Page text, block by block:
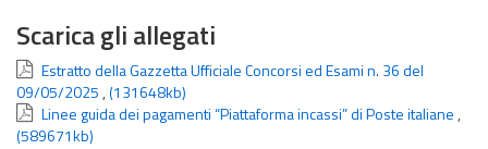
Scarica gli allegati
Estratto della Gazzetta Ufficiale Concorsi ed Esami n. 36 del
09/05/2025 ,(131648kb)
Linee guida dei pagamenti “Piattaforma incassi” di Poste italiane ,
(589671kb)